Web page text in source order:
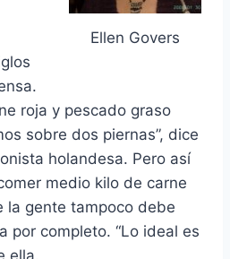
Ellen Govers
roja y pescado graso
sobre dos piernas”, dice
holandesa. Pero así
medio kilo de carne
la gente tampoco debe
por completo. “Lo ideal es
ella.